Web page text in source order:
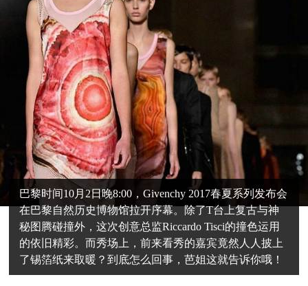
巴黎时间10月2日晚8:00，Givenchy 2017春夏系列发布会
在巴黎自然历史博物馆拉开序幕。除了T台上复古与神
秘图腾碰撞外，这次创意总监Riccardo Tisci的撞色运用
的依旧精彩。而秀场上，前来看秀的嘉宾竟然人人披上
了锡箔纸来取暖？到底怎么回事，芭姐这就告诉你哦！